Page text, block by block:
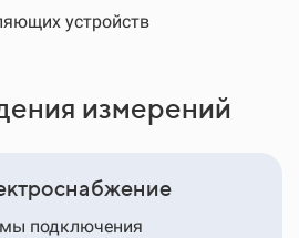
устройств
измерений
подключения